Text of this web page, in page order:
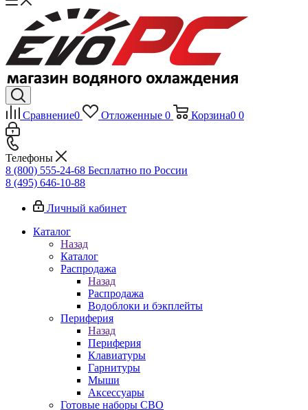
Сравнение0 Отложенные 0 Корзина0 0
Телефоны
8 (800) 555-24-68 Бесплатно по России
8 (495) 646-10-88
Личный кабинет
Каталог
Назад
Каталог
Распродажа
Назад
Распродажа
Водоблоки и бэкплейты
Периферия
Назад
Периферия
Клавиатуры
Гарнитуры
Мыши
Аксессуары
Готовые наборы СВО